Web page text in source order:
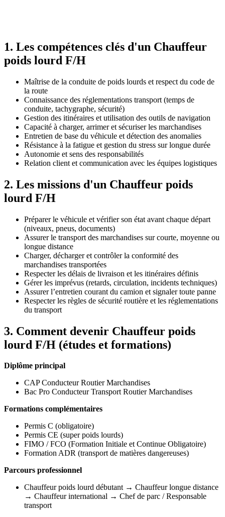
1. Les compétences clés d'un Chauffeur
poids lourd F/H
Maîtrise de la conduite de poids lourds et respect du code de
la route
Connaissance des réglementations transport (temps de
conduite, tachygraphe, sécurité)
Gestion des itinéraires et utilisation des outils de navigation
Capacité à charger, arrimer et sécuriser les marchandises
Entretien de base du véhicule et détection des anomalies
Résistance à la fatigue et gestion du stress sur longue durée
Autonomie et sens des responsabilités
Relation client et communication avec les équipes logistiques
2. Les missions d'un Chauffeur poids
lourd F/H
Préparer le véhicule et vérifier son état avant chaque départ
(niveaux, pneus, documents)
Assurer le transport des marchandises sur courte, moyenne ou
longue distance
Charger, décharger et contrôler la conformité des
marchandises transportées
Respecter les délais de livraison et les itinéraires définis
Gérer les imprévus (retards, circulation, incidents techniques)
Assurer l’entretien courant du camion et signaler toute panne
Respecter les règles de sécurité routière et les réglementations
du transport
3. Comment devenir Chauffeur poids
lourd F/H (études et formations)
Diplôme principal
CAP Conducteur Routier Marchandises
Bac Pro Conducteur Transport Routier Marchandises
Formations complémentaires
Permis C (obligatoire)
Permis CE (super poids lourds)
FIMO / FCO (Formation Initiale et Continue Obligatoire)
Formation ADR (transport de matières dangereuses)
Parcours professionnel
Chauffeur poids lourd débutant → Chauffeur longue distance
→ Chauffeur international → Chef de parc / Responsable
transport